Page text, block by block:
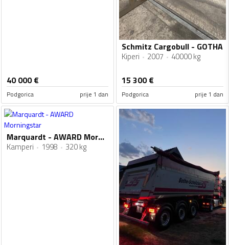
40 000€
Podgorica prije 1 dan
Schmitz Cargobull - GOTHA
Kiperi 2007 40000 kg
15 300€
Podgorica prije 1 dan
Marquardt - AWARD Morningstar
Kamperi 1998 320 kg